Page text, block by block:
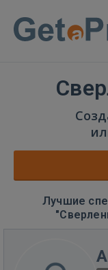
Лучшие